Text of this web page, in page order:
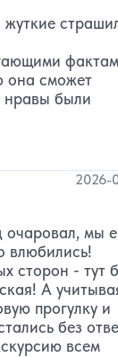
она сможет
нравы были
2026-
очаровал, мы
влюбились!
сторон - тут
А
прогулку и
без
всем